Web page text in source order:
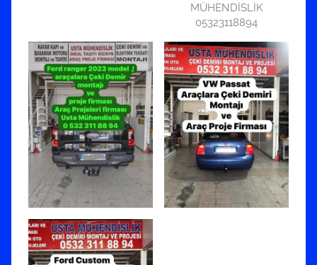
MÜHENDİSLİK
05323118894